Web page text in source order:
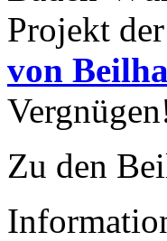
Projekt
von
Zu den